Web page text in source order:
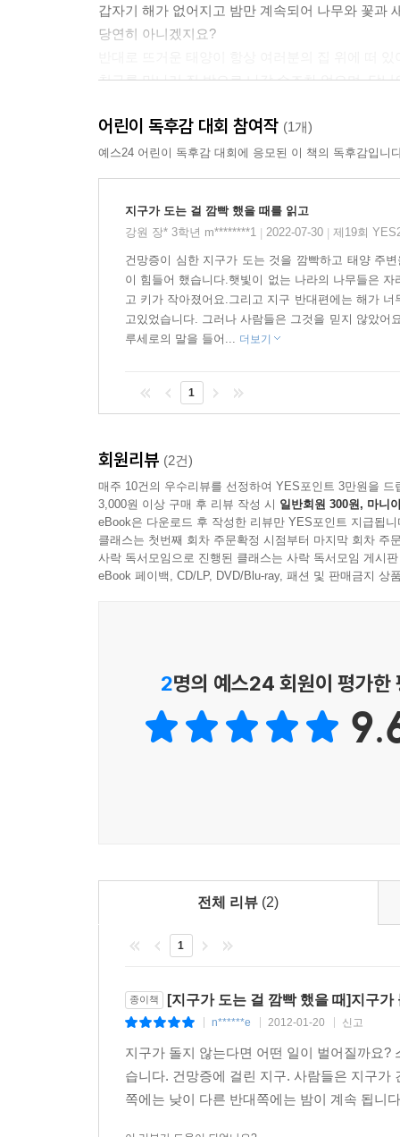
갑자기 해가 없어지고 밤만 계속되어 나무와 꽃과
당연히 아니겠지요?
친구를 만나러 집 밖으로 나갈 수조차 없으며, 달
이제 알겠지요? 여러분과 제가 가장 중요한 문제
배고픔과 가난, 폭력 같은 단어들이 더 이상 의미
지구의 심각한 기억 상실증 때문에 사람들의 삶
사람들은 일하다 지쳐서 구석에 누워 잠들어 버
사라졌다. 부엉이, 올빼미, 들쥐와 같이 주로 밤
이렇게 자기가 처한 환경에 갇혀 주위를 돌아볼
경험하는 ‘공동체’라는 걸 단순하면서도 힘 있
싶은 호기심 때문에 자기 세계의 문을 활짝 열
이야기를 나눌 수 있는 재미를 선사한다.
어린이 독후감 대회 참여작 (1개)
예스24 어린이 독후감 대회에 응모된 이 책의 독후감입니
지구가 도는 걸 깜빡 했을 때를 읽고
강원 장* 3학년 m********1
2022-07-30 제19회
건망증이 심한 지구가 도는 것을 깜빡하고 태양 주
이 힘들어 했습니다.햇빛이 없는 나라의 나무들은
고 키가 작아졌어요.그리고 지구 반대편에는 해가
고있었습니다. 그러나 사람들은 그것을 믿지 않았어
루세로의 말을 들어... 더보기
1
회원리뷰 (2건)
매주 10건의 우수리뷰를 선정하여 YES포인트 3만원을 드
3,000원 이상 구매 후 리뷰 작성 시 일반회원 300원, 마니
eBook은 다운로드 후 작성한 리뷰만 YES포인트 지급됩니
클래스는 첫번째 회차 주문확정 시점부터 마지막 회차 주
사락 독서모임으로 진행된 클래스는 사락 독서모임 게시
eBook 페이백, CD/LP, DVD/Blu-ray, 패션 및 판매금지 상
2명의 예스24 회원이 평가한
전체 리뷰 (2)
1
종이책 [지구가 도는 걸 깜빡 했을 때]지구가
n******e 2012-01-20 신고
지구가 돌지 않는다면 어떤 일이 벌어질까요
습니다. 건망증에 걸린 지구. 사람들은 지구
쪽에는 낮이 다른 반대쪽에는 밤이 계속 됩니